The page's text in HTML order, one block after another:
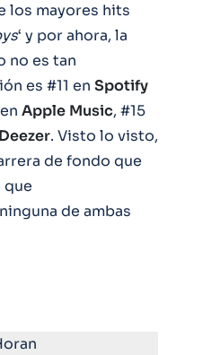
los mayores hits
‘ y por ahora, la
no es tan
es #11 en Spotify
Apple Music, #15
Deezer. Visto lo visto,
de fondo que
que
de ambas